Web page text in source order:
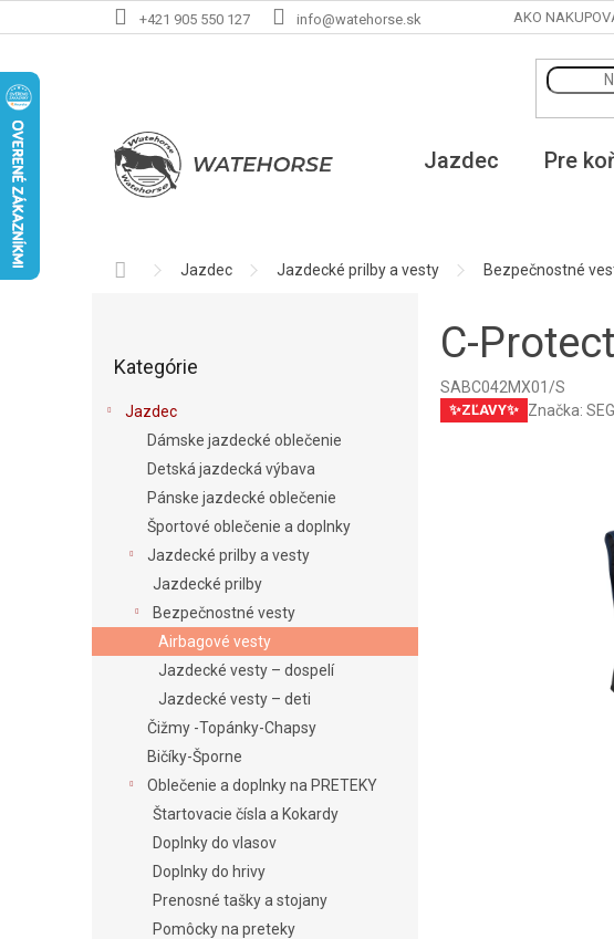
na
+421 905 550 127 info@watehorse.sk AKO
Jazdec Pre
DomovJazdec Jazdecké prilby a vesty Bezpečnostné
kategórie
Kategórie
Jazdec
Dámske jazdecké oblečenie
Detská jazdecká výbava
Pánske jazdecké oblečenie
Športové oblečenie a doplnky
Jazdecké prilby a vesty
Jazdecké prilby
Bezpečnostné vesty
Airbagové vesty
Jazdecké vesty – dospelí
Jazdecké vesty – deti
Čižmy -Topánky-Chapsy
Bičíky-Šporne
Oblečenie a doplnky na PRETEKY
Štartovacie čísla a Kokardy
Doplnky do vlasov
Doplnky do hrivy
Prenosné tašky a stojany
Pomôcky na preteky
C-
SABC042MX01/S
✨ZĽAVY✨ Značka: